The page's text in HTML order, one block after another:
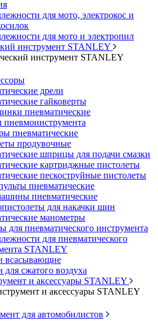
для мото, электрокос и
для мото и электропил
инструмент STANLEY
инструмент STANLEY
дрели
гайковерты
пневматические
пневматические
продувочные
шприцы для подачи смазки
картриджные пистолеты
пескоструйные пистолеты
пневматические
пневматические
для накачки шин
манометры
для пневматического инструмента
для пневматического
STANLEY
всасывающие
сжатого воздуха
и аксессуары STANLEY
и аксессуары STANLEY
для автомобилистов